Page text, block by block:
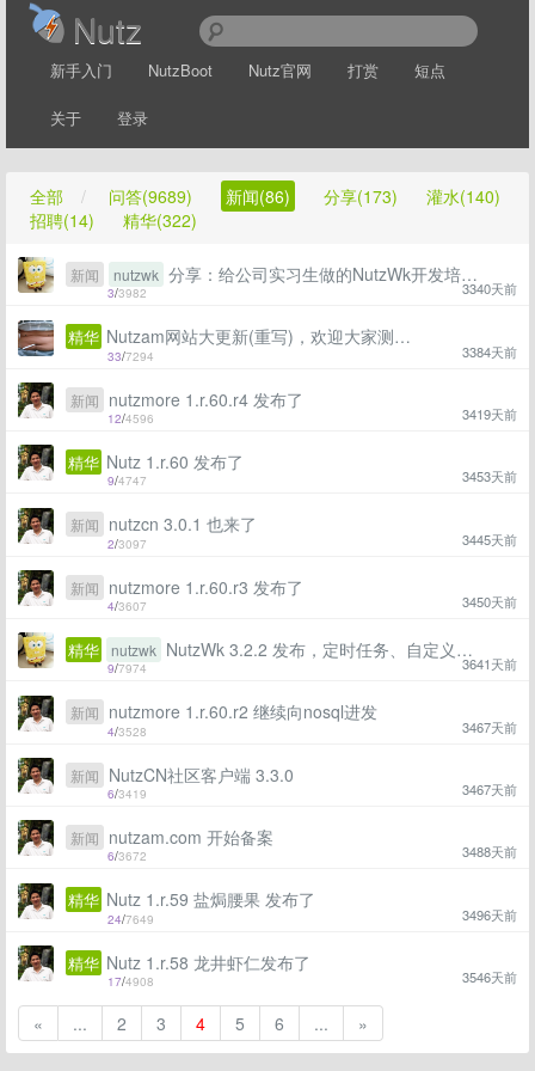
Nutz
新手入门 NutzBoot Nutz官网 打赏 短点
关于 登录
全部 / 问答(9689) 新闻(86) 分享(173)
灌水(140)
招聘(14)
精华(322)
3/3982 3340天前
新闻 nutzwk 分享：给公司实习生做的NutzWk开发培训视频
33/7294 3384天前
精华 Nutzam网站大更新(重写)，欢迎大家测试！
12/4596 3419天前
新闻 nutzmore 1.r.60.r4 发布了
9/4747 3453天前
精华 Nutz 1.r.60 发布了
2/3097 3445天前
新闻 nutzcn 3.0.1 也来了
4/3607 3450天前
新闻 nutzmore 1.r.60.r3 发布了
9/7974 3641天前
精华 nutzwk NutzWk 3.2.2 发布，定时任务、自定义路由、IDEA代码生成器插件都齐了~
4/3528 3467天前
新闻 nutzmore 1.r.60.r2 继续向nosql进发
6/3419 3467天前
新闻 NutzCN社区客户端 3.3.0
6/3672 3488天前
新闻 nutzam.com 开始备案
24/7649 3496天前
精华 Nutz 1.r.59 盐焗腰果 发布了
17/4908 3546天前
精华 Nutz 1.r.58 龙井虾仁发布了
« ... 2 3 4 5 6 ... »